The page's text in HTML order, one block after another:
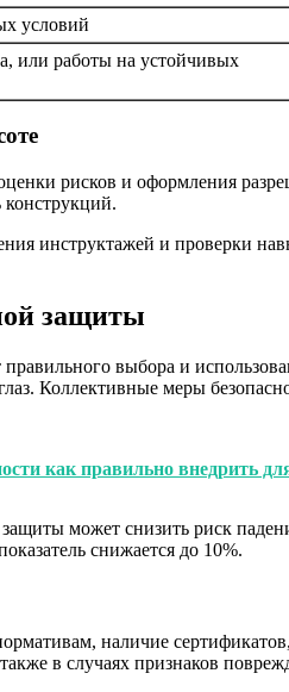
условий
или работы на устойчивых
рисков и оформления
конструкций.
инструктажей и проверки
защиты
выбора и
Коллективные меры
как правильно внедрить
может снизить риск
снижается до 10%.
наличие
в случаях признаков